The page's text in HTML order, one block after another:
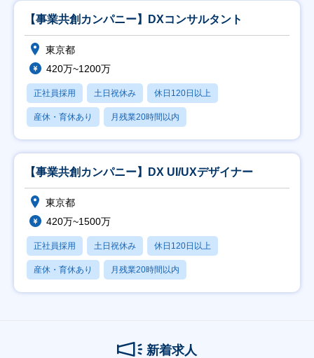
【事業共創カンパニー】DXコンサルタント
東京都
420万~1200万
正社員採用 土日祝休み 休日120日以上
産休・育休あり 月残業20時間以内
【事業共創カンパニー】DX UI/UXデザイナー
東京都
420万~1500万
正社員採用 土日祝休み 休日120日以上
産休・育休あり 月残業20時間以内
新着求人